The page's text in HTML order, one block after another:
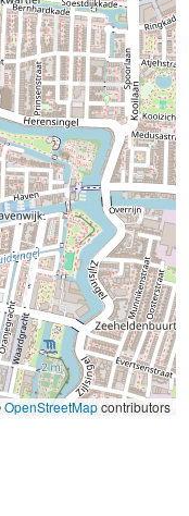
OpenStreetMapcontributors